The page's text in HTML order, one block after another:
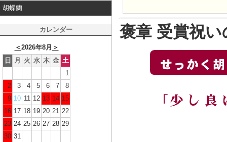
胡蝶蘭
カレンダー
＜2026年8月 ＞
日
月 火 水 木 金 土
1
2
3 4 5 6 7
8
9 10 11 12 13 14 15
16 17 18 19 20 21 22
23 24 25 26 27 28 29
30 31
褒章 受賞祝